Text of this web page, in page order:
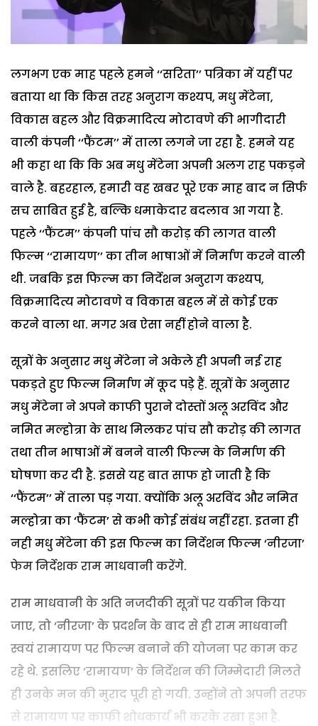
लगभग एक माह पहले हमने ‘‘सरिता’’ पत्रिका में यहीं पर
बताया था कि किस तरह अनुराग कश्यप, मधु मेंटेना,
विकास बहल और विक्रमादित्य मोटावणे की भागीदारी
वाली कंपनी ‘‘फैंटम’’ में ताला लगने जा रहा है. हमने यह
भी कहा था कि कि अब मधु मेंटेना अपनी अलग राह पकड़ने
वाले है. बहरहाल, हमारी वह खबर पूरे एक माह बाद न सिर्फ
सच साबित हुई है, बल्कि धमाकेदार बदलाव आ गया है.
पहले ‘‘फैंटम’’ कंपनी पांच सौ करोड़ की लागत वाली
फिल्म ‘‘रामायण’’ का तीन भाषाओं में निर्माण करने वाली
थी. जबकि इस फिल्म का निर्देशन अनुराग कश्यप,
विक्रमादित्य मोटावणे व विकास बहल में से कोई एक
करने वाला था. मगर अब ऐसा नहीं होने वाला है.
सूत्रों के अनुसार मधु मेंटेना ने अकेले ही अपनी नई राह
पकड़ते हुए फिल्म निर्माण में कूद पड़े हैं. सूत्रों के अनुसार
मधु मेंटेना ने अपने काफी पुराने दोस्तों अलू अरविंद और
नमित मल्होत्रा के साथ मिलकर पांच सौ करोड़ की लागत
तथा तीन भाषाओं में बनने वाली फिल्म के निर्माण की
घोषणा कर दी है. इससे यह बात साफ हो जाती है कि
‘‘फैंटम’’ में ताला पड़ गया. क्योंकि अलू अरविंद और नमित
मल्होत्रा का ‘फैंटम’ से कभी कोई संबंध नहीं रहा. इतना ही
नही मधु मेंटेना की इस फिल्म का निर्देशन फिल्म ‘नीरजा’
फेम निर्देशक राम माधवानी करेंगे.
राम माधवानी के अति नजदीकी सूत्रों पर यकीन किया
जाए, तो ‘नीरजा’ के प्रदर्शन के बाद से ही राम माधवानी
स्वयं रामायण पर फिल्म बनाने की योजना पर काम कर
रहे थे. इसलिए ‘रामायण’ के निर्देशन की जिम्मेदारी मिलते
ही उनके मन की मुराद पूरी हो गयी. उन्होंने तो अपनी तरफ
से रामायण पर काफी शोधकार्य भी करके रखा हुआ है.